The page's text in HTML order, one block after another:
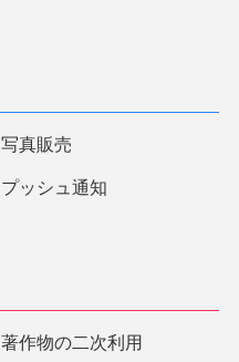
写真販売
プッシュ通知
著作物の二次利用